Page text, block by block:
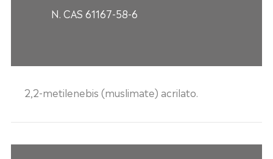
N. CAS 61167-58-6
2,2-metilenebis (muslimate) acrilato.